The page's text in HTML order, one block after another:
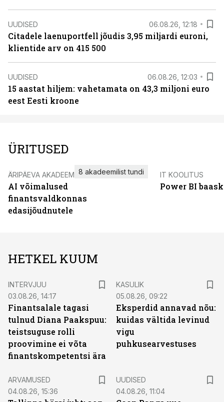
UUDISED 06.08.26, 12:18
Citadele laenuportfell jõudis 3,95 miljardi euroni,
klientide arv on 415 500
UUDISED 06.08.26, 12:03
15 aastat hiljem: vahetamata on 43,3 miljoni euro
eest Eesti kroone
ÜRITUSED
ÄRIPÄEVA AKADEEMIA
AI võimalused
finantsvaldkonnas
edasijõudnutele
8 akadeemilist tundi IT KOOLITUS
Power BI
HETKEL KUUM
INTERVJUU
03.08.26, 14:17
Finantsalale tagasi
tulnud Diana Paakspuu:
teistsuguse rolli
proovimine ei võta
finantskompetentsi ära
KASULIK
05.08.26, 09:22
Eksperdid annavad nõu:
kuidas vältida levinud
vigu
puhkusearvestuses
ARVAMUSED
04.08.26, 15:36
UUDISED
04.08.26, 11:04